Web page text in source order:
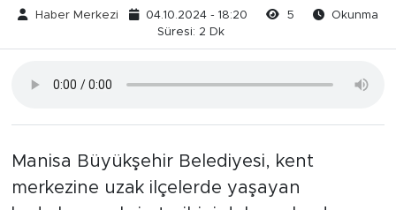
Haber Merkezi 04.10.2024 - 18:20 5
Okunma
Süresi: 2 Dk
Manisa Büyükşehir Belediyesi, kent
merkezine uzak ilçelerde yaşayan